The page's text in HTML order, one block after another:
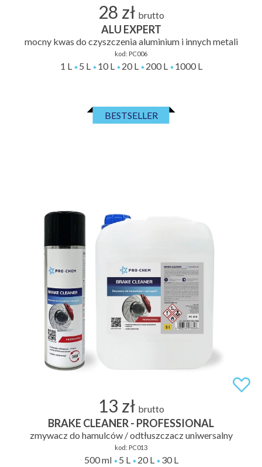
28 zł brutto
ALU EXPERT
mocny kwas do czyszczenia aluminium i innych metali
kod: PC006
1 L 5 L 10 L 20 L 200 L 1000 L
BESTSELLER
13 zł brutto
BRAKE CLEANER - PROFESSIONAL
zmywacz do hamulców / odtłuszczacz uniwersalny
kod: PC013
500 ml 5 L 20 L 30 L